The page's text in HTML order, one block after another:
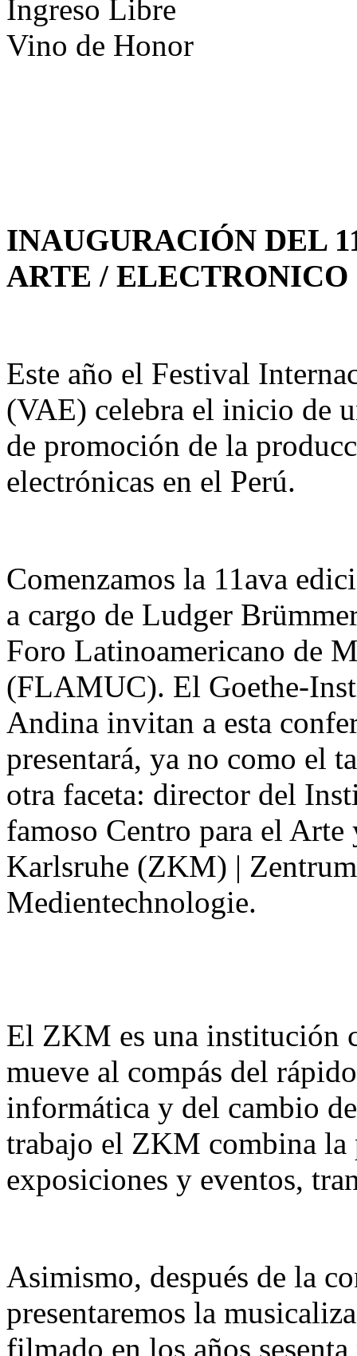
Ingreso Libre
Vino de Honor
INAUGURACIÓN DEL
ARTE /
Este año el Festival
(VAE) celebra el inicio de
de promoción de la
electrónicas en el Perú.
Comenzamos la 11ava
a cargo de Ludger
Foro Latinoamericano de
(FLAMUC). El Goethe-
Andina invitan a esta
presentará, ya no como el
otra faceta: director del
famoso Centro para el
Karlsruhe (ZKM) |
Medientechnologie.
El ZKM es una institución
mueve al compás del
informática y del cambio
trabajo el ZKM combina
exposiciones y eventos,
Asimismo, después de la
presentaremos la
filmado en los años